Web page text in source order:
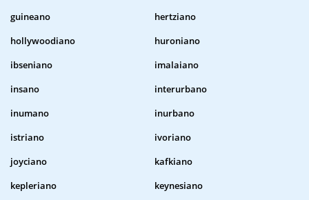
guineano
hertziano
hollywoodiano
huroniano
ibseniano
imalaiano
insano
interurbano
inumano
inurbano
istriano
ivoriano
joyciano
kafkiano
kepleriano
keynesiano